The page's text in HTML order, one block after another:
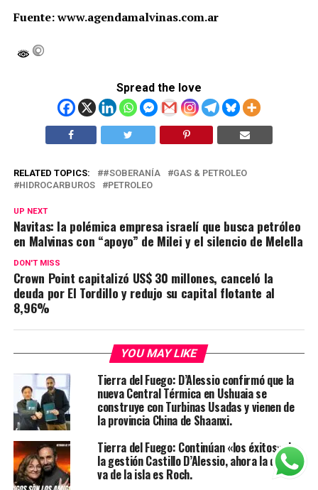
Fuente: www.agendamalvinas.com.ar
Spread the love
RELATED TOPICS: #SOBERANÍA
GAS & PETROLEO
HIDROCARBUROS
PETROLEO
UP NEXT
Navitas: la polémica empresa israelí que busca petróleo
en Malvinas con “apoyo” de Milei y el silencio de Melella
DON'T MISS
Crown Point capitalizó US$ 30 millones, canceló la
deuda por El Tordillo y redujo su capital flotante al
8,96%
YOU MAY LIKE
Tierra del Fuego: D’Alessio confirmó que la
nueva Central Térmica en Ushuaia se
construye con Turbinas Usadas y vienen de
la provincia China de Shaanxi.
Tierra del Fuego: Continúan «los éxitos» de
la gestión Castillo D’Alessio, ahora la que se
va de la isla es Roch.